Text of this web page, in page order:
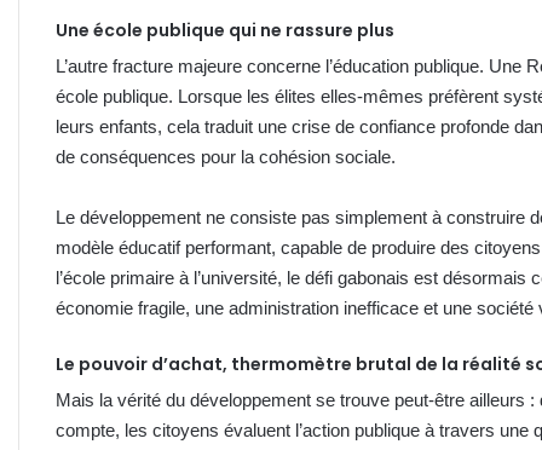
Une école publique qui ne rassure plus
L’autre fracture majeure concerne l’éducation publique. Une
école publique. Lorsque les élites elles-mêmes préfèrent
leurs enfants, cela traduit une crise de confiance profonde
de conséquences pour la cohésion sociale.
Le développement ne consiste pas simplement à construire
modèle éducatif performant, capable de produire des
l’école primaire à l’université, le défi gabonais est désormais
économie fragile, une administration inefficace et une société
Le pouvoir d’achat, thermomètre brutal de la réalité
Mais la vérité du développement se trouve peut-être ailleurs
compte, les citoyens évaluent l’action publique à travers